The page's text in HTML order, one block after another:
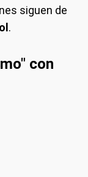
siguen de
.
con